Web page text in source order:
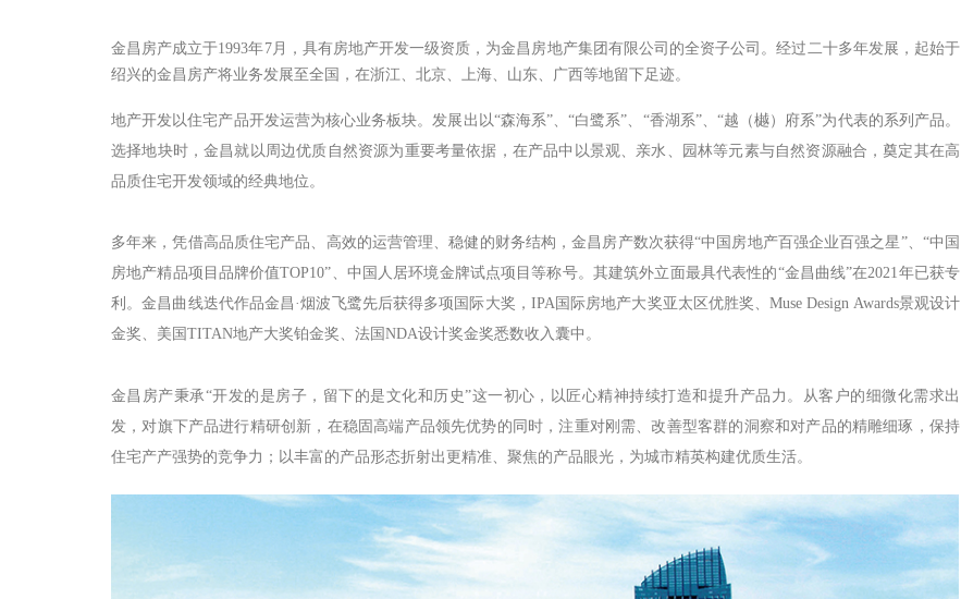
金昌房产成立于1993年7月，具有房地产开发一级资质，为金昌房地产集团有限公司的全资子公司。经过二十多年发展，起始于
绍兴的金昌房产将业务发展至全国，在浙江、北京、上海、山东、广西等地留下足迹。
地产开发以住宅产品开发运营为核心业务板块。发展出以“森海系”、“白鹭系”、“香湖系”、“越（樾）府系”为代表的系列产品。
选择地块时，金昌就以周边优质自然资源为重要考量依据，在产品中以景观、亲水、园林等元素与自然资源融合，奠定其在高
品质住宅开发领域的经典地位。
多年来，凭借高品质住宅产品、高效的运营管理、稳健的财务结构，金昌房产数次获得“中国房地产百强企业百强之星”、“中国
房地产精品项目品牌价值TOP10”、中国人居环境金牌试点项目等称号。其建筑外立面最具代表性的“金昌曲线”在2021年已获专
利。金昌曲线迭代作品金昌·烟波飞鹭先后获得多项国际大奖，IPA国际房地产大奖亚太区优胜奖、Muse Design Awards景观设计
金奖、美国TITAN地产大奖铂金奖、法国NDA设计奖金奖悉数收入囊中。
金昌房产秉承“开发的是房子，留下的是文化和历史”这一初心，以匠心精神持续打造和提升产品力。从客户的细微化需求出
发，对旗下产品进行精研创新，在稳固高端产品领先优势的同时，注重对刚需、改善型客群的洞察和对产品的精雕细琢，保持
住宅产产强势的竞争力；以丰富的产品形态折射出更精准、聚焦的产品眼光，为城市精英构建优质生活。